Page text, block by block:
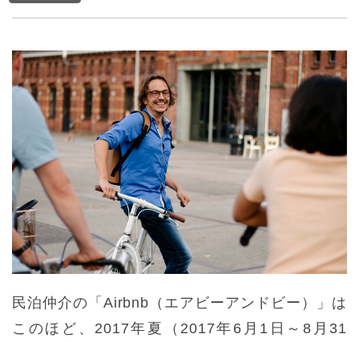
民泊仲介の「Airbnb（エアビーアンドビー）」は
このほど、2017年夏（2017年6月1日～8月31